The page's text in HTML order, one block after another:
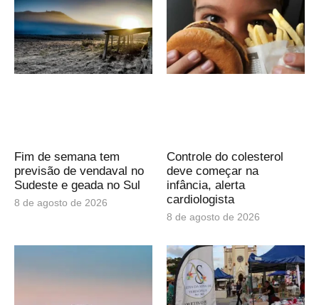
Fim de semana tem
previsão de vendaval no
Sudeste e geada no Sul
8 de agosto de 2026
Controle do colesterol
deve começar na
infância, alerta
cardiologista
8 de agosto de 2026